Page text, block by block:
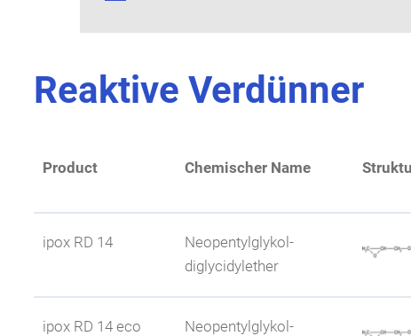
Reaktive Verdünner
Product Chemischer Name
ipox RD 14
Neopentylglykol-
diglycidylether
ipox RD 14 eco
Neopentylglykol-